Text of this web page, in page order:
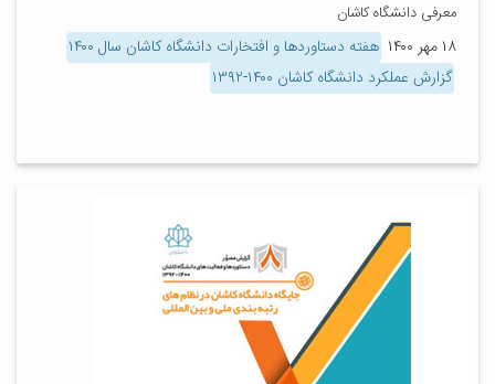
معرفی دانشگاه کاشان
۱۸ مهر ۱۴۰۰
هفته دستاوردها و افتخارات دانشگاه کاشان سال ۱۴۰۰
گزارش عملکرد دانشگاه کاشان ۱۴۰۰-۱۳۹۲